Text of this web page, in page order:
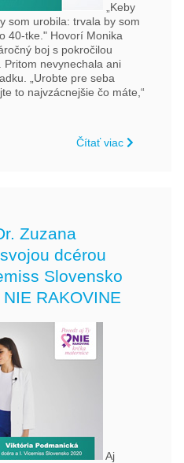
„Keby
som urobila: trvala by som
40-tke." Hovorí Monika
boj s pokročilou
nevynechala ani
„Urobte pre seba
to najvzácnejšie čo máte,“
Čítať viac
Zuzana
dcérou
Slovensko
RAKOVINE
Aj